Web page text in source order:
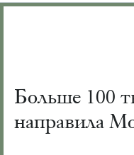
Больше 100
направила